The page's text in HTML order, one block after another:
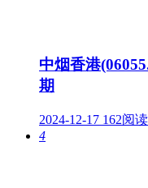
中烟香港
期
2024-12-17 162阅读
4